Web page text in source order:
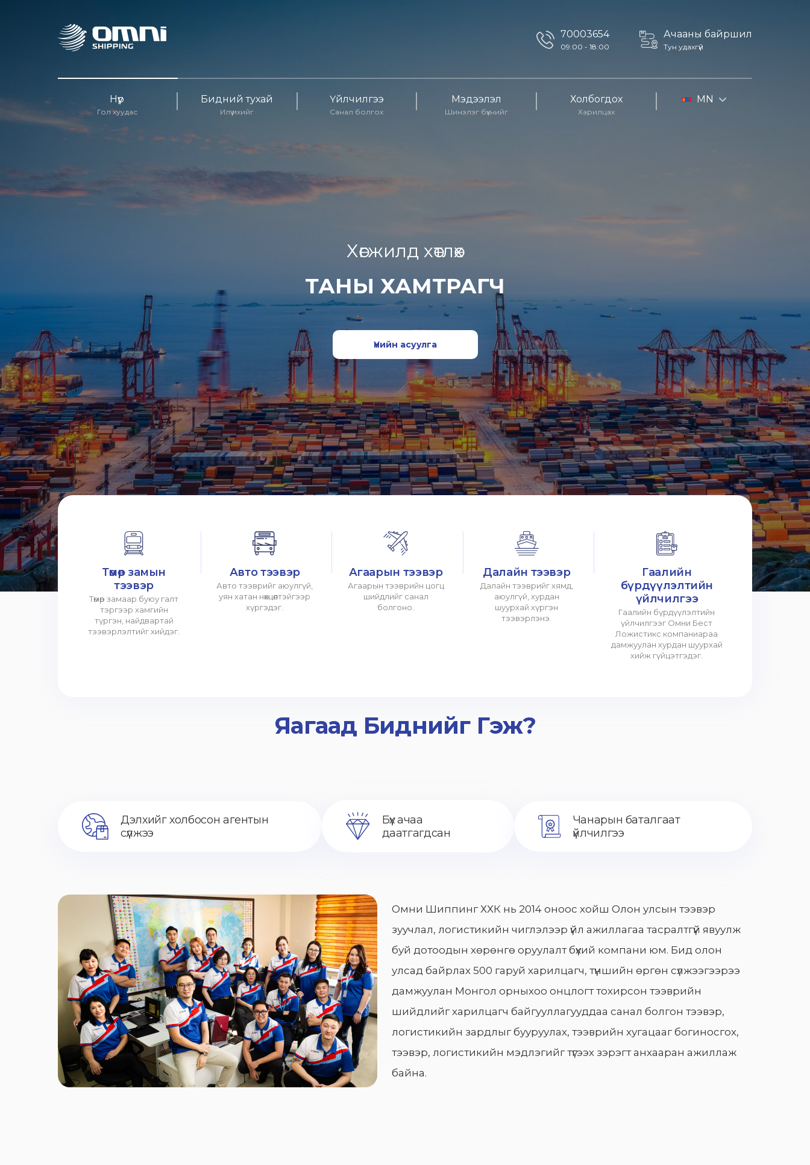
70003654
09:00 - 18:00
Ачааны байршил
Тун удахгүй
Нүүр
Гол хуудас
Бидний тухай
Илүү ихийг
Үйлчилгээ
Санал болгох
Мэдээлэл
Шинэлэг бүхнийг
Холбогдох
Харилцах
MN
Хөгжилд хөтлөх
ТАНЫ ХАМТРАГЧ
Үнийн асуулга
Төмөр замын
тээвэр
Төмөр замаар буюу галт
тэргээр хамгийн
түргэн, найдвартай
тээвэрлэлтийг хийдэг.
Авто тээвэр
Авто тээврийг аюулгүй,
уян хатан нөхцөлтэйгээр
хүргэдэг.
Агаарын тээвэр
Агаарын тээврийн цогц
шийдлийг санал
болгоно.
Далайн тээвэр
Далайн тээврийг хямд,
аюулгүй, хурдан
шуурхай хүргэн
тээвэрлэнэ.
Гаалийн
бүрдүүлэлтийн
үйлчилгээ
Гаалийн бүрдүүлэлтийн
үйлчилгээг Омни Бест
Ложистикс компаниараа
дамжуулан хурдан шуурхай
хийж гүйцэтгэдэг.
Яагаад Биднийг Гэж?
Дэлхийг холбосон агентын
сүлжээ
Бүх ачаа
даатгагдсан
Чанарын баталгаат
үйлчилгээ
Омни Шиппинг ХХК нь 2014 оноос хойш Олон улсын тээвэр
зуучлал, логистикийн чиглэлээр үйл ажиллагаа тасралтгүй явуулж
буй дотоодын хөрөнгө оруулалт бүхий компани юм. Бид олон
улсад байрлах 500 гаруй харилцагч, түншийн өргөн сүлжээгээрээ
дамжуулан Монгол орныхоо онцлогт тохирсон тээврийн
шийдлийг харилцагч байгууллагууддаа санал болгон тээвэр,
логистикийн зардлыг бууруулах, тээврийн хугацааг богиносгох,
тээвэр, логистикийн мэдлэгийг түгээх зэрэгт анхааран ажиллаж
байна.